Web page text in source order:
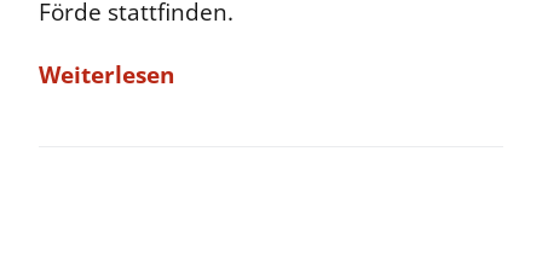
Förde stattfinden.
Weiterlesen